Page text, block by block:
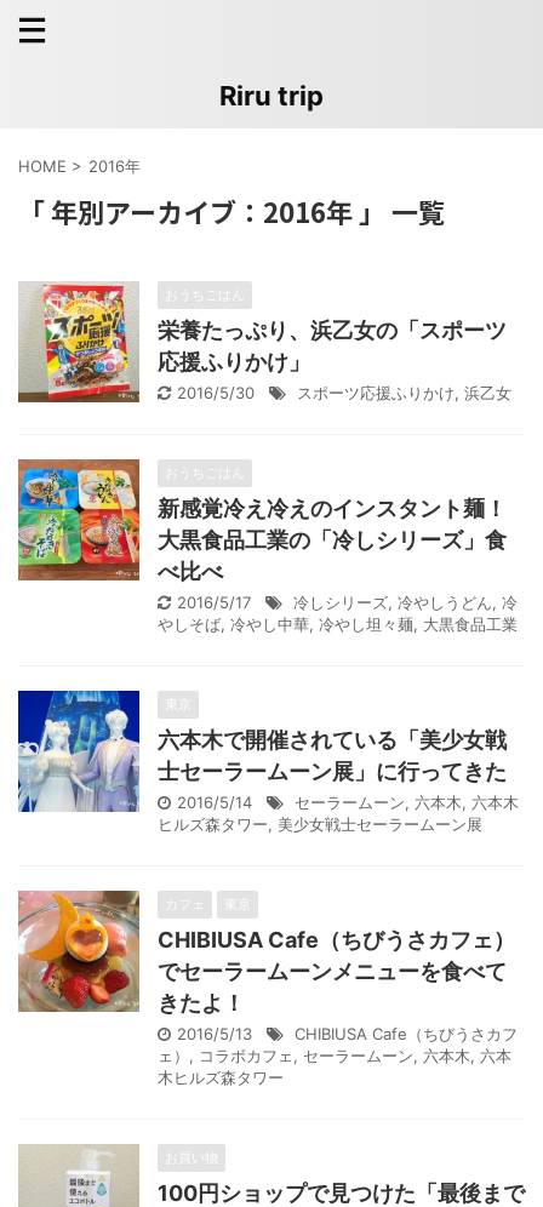
Riru trip
HOME > 2016年
「 年別アーカイブ：2016年 」 一覧
おうちごはん
栄養たっぷり、浜乙女の「スポーツ
応援ふりかけ」
2016/5/30 スポーツ応援ふりかけ, 浜乙女
おうちごはん
新感覚冷え冷えのインスタント麺！
大黒食品工業の「冷しシリーズ」食
べ比べ
2016/5/17 冷しシリーズ, 冷やしうどん, 冷
やしそば, 冷やし中華, 冷やし坦々麺, 大黒食品工業
東京
六本木で開催されている「美少女戦
士セーラームーン展」に行ってきた
2016/5/14 セーラームーン, 六本木, 六本木
ヒルズ森タワー, 美少女戦士セーラームーン展
カフェ 東京
CHIBIUSA Cafe（ちびうさカフェ）
でセーラームーンメニューを食べて
きたよ！
2016/5/13
CHIBIUSA Cafe（ちびうさカフ
ェ） , コラボカフェ, セーラームーン, 六本木, 六本
木ヒルズ森タワー
お買い物
100円ショップで見つけた「最後まで